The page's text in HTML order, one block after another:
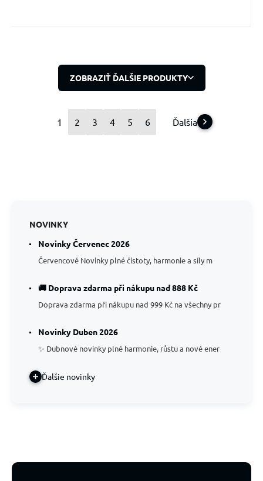
ZOBRAZIŤ ĎALŠIE PRODUKTY
1 2 3 4 5 6 Ďalšia
NOVINKY
Novinky Červenec 2026
Červencové Novinky plné čistoty, harmonie a síly m
🚚 Doprava zdarma při nákupu nad 888 Kč
Doprava zdarma při nákupu nad 999 Kč na všechny pr
Novinky Duben 2026
✨ Dubnové novinky plné harmonie, růstu a nové ener
Ďalšie novinky